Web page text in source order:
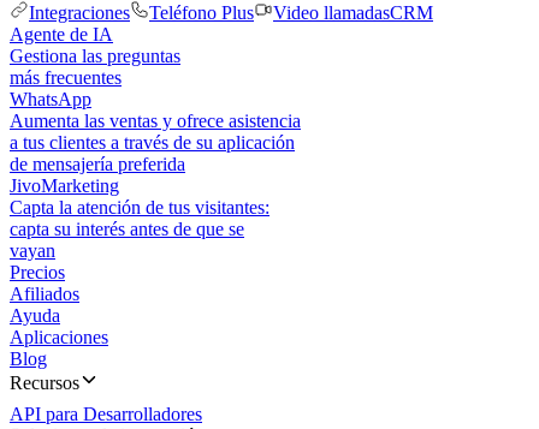
Integraciones
Teléfono Plus Video llamadasCRM
Agente de IA
Gestiona las preguntas
más frecuentes
WhatsApp
Aumenta las ventas y ofrece asistencia
a tus clientes a través de su aplicación
de mensajería preferida
JivoMarketing
Capta la atención de tus visitantes:
capta su interés antes de que se
vayan
Precios
Afiliados
Ayuda
Aplicaciones
Blog
Recursos
API para Desarrolladores